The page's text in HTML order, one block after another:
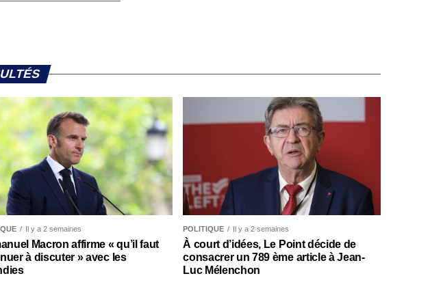
Il y a 2 semaines
Macron affirme « qu’il faut
à discuter » avec les
POLITIQUE Il y a 2 semaines
À court d’idées, Le Point décide de
consacrer un 789 ème article à Jean-
Luc Mélenchon